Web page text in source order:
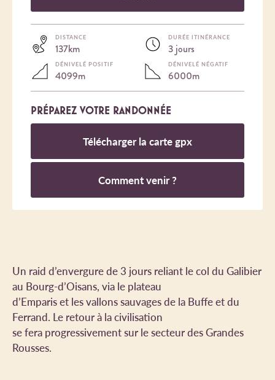
Un raid d’envergure de 3 jours reliant le col du Galibier
au Bourg-d’Oisans, via le plateau
d’Emparis et les vallons sauvages de la Buffe et du
Ferrand. Le retour à la civilisation
se fera progressivement sur le secteur des Grandes
Rousses.
DISTANCE
137km
DURÉE ITINÉRANCE
3 jours
DÉNIVELÉ POSITIF
4099m
DÉNIVELÉ NÉGATIF
6000m
PRÉPAREZ VOTRE RANDONNÉE
Télécharger la carte gpx
Comment venir ?